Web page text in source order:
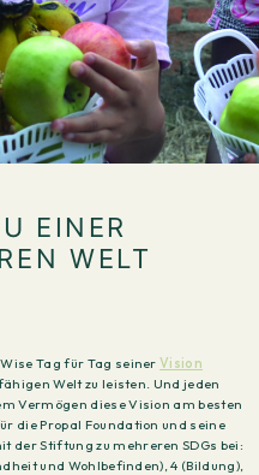
EINER
WELT
Tag für Tag seinerVision
Welt zu leisten. Und jeden
Vermögen diese Vision am besten
die Propal Foundation und seine
der Stiftung zu mehreren SDGs bei:
und Wohlbefinden), 4 (Bildung),